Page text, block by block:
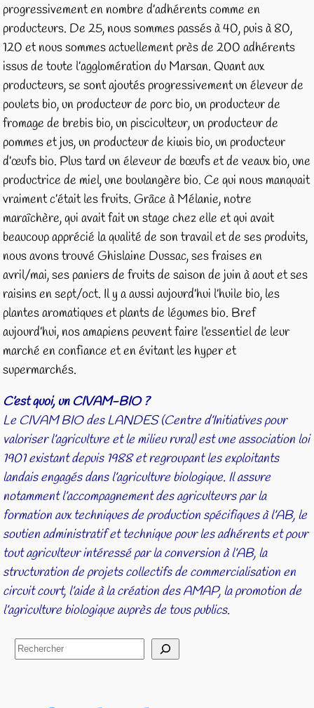
progressivement en nombre d’adhérents comme en
producteurs. De 25, nous sommes passés à 40, puis à 80,
120 et nous sommes actuellement près de 200 adhérents
issus de toute l’agglomération du Marsan. Quant aux
producteurs, se sont ajoutés progressivement un éleveur de
poulets bio, un producteur de porc bio, un producteur de
fromage de brebis bio, un pisciculteur, un producteur de
pommes et jus, un producteur de kiwis bio, un producteur
d’œufs bio. Plus tard un éleveur de bœufs et de veaux bio, une
productrice de miel, une boulangère bio. Ce qui nous manquait
vraiment c’était les fruits. Grâce à Mélanie, notre
maraîchère, qui avait fait un stage chez elle et qui avait
beaucoup apprécié la qualité de son travail et de ses produits,
nous avons trouvé Ghislaine Dussac, ses fraises en
avril/mai, ses paniers de fruits de saison de juin à aout et ses
raisins en sept/oct. Il y a aussi aujourd’hui l’huile bio, les
plantes aromatiques et plants de légumes bio. Bref
aujourd’hui, nos amapiens peuvent faire l’essentiel de leur
marché en confiance et en évitant les hyper et
supermarchés.
C’est quoi, un CIVAM-BIO ?
Le CIVAM BIO des LANDES(Centre d’Initiatives pour
valoriser l’agriculture et le milieu rural)est une association loi
1901 existant depuis 1988 et regroupant les exploitants
landais engagés dans l’agriculture biologique. Il assure
notamment l’accompagnement des agriculteurs par la
formation aux techniques de production spécifiques à l’AB, le
soutien administratif et technique pour les adhérents et pour
tout agriculteur intéressé par la conversion à l’AB, la
structuration de projets collectifs de commercialisation en
circuit court, l’aide à lacréation des AMAP, la promotion de
l’agriculture biologique auprès de tous publics.